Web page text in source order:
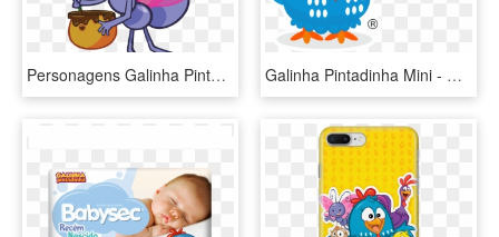
Personagens Galinha Pintadinha Png - Mariposita De La Gallina Pintadita, Transparent Png Galinha Pintadinha Mini - Mini Galinha Pintadinha Png, Transparent Png